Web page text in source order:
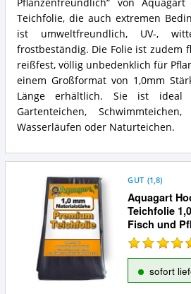
Teichfolie, die auch extremen
ist umweltfreundlich, UV-,
frostbeständig. Die Folie ist zudem
reißfest, völlig unbedenklich für
einem Großformat von 1,0mm
Länge erhältlich. Sie ist
Gartenteichen,
Wasserläufen oder Naturteichen.
Aquagart
Teichfolie
Fisch und
GUT (1,8)
sofort